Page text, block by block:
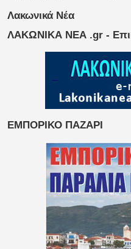
Λακωνικά Νέα
ΛΑΚΩΝΙΚΑ ΝΕΑ .gr -
ΕΜΠΟΡΙΚΟ ΠΑΖΑΡΙ